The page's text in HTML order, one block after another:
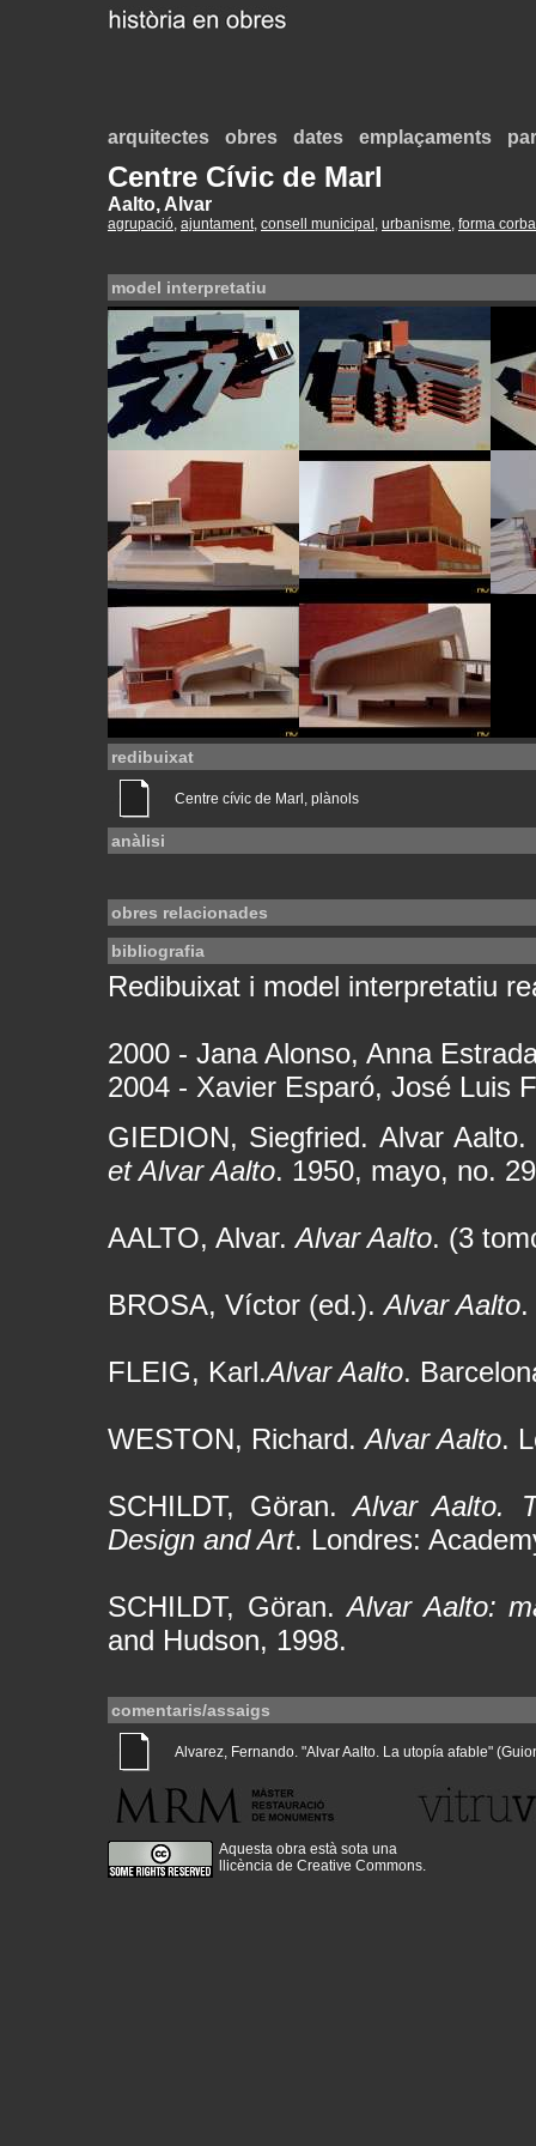
arquitectes obres dates emplaçaments
Centre Cívic de Marl
Aalto, Alvar
agrupació, ajuntament, consell municipal , urbanisme, forma corba
model interpretatiu
redibuixat
Centre cívic de Marl, plànols
anàlisi
obres relacionades
bibliografia
Redibuixat i model interpretatiu
2000 - Jana Alonso, Anna
2004 - Xavier Esparó, José Luis
GIEDION, Siegfried. Alvar
et Alvar Aalto. 1950, mayo, no.
AALTO, Alvar.Alvar Aalto. (3
BROSA, Víctor (ed.).Alvar Aalto
FLEIG, Karl.Alvar Aalto.
WESTON, Richard.Alvar Aalto.
SCHILDT, Göran.Alvar Aalto.
Design and Art. Londres:
SCHILDT, Göran.Alvar Aalto:
and Hudson, 1998.
comentaris/assaigs
Alvarez, Fernando. "Alvar Aalto. La utopía afable"
Aquesta obra està sota una
llicència de Creative Commons.